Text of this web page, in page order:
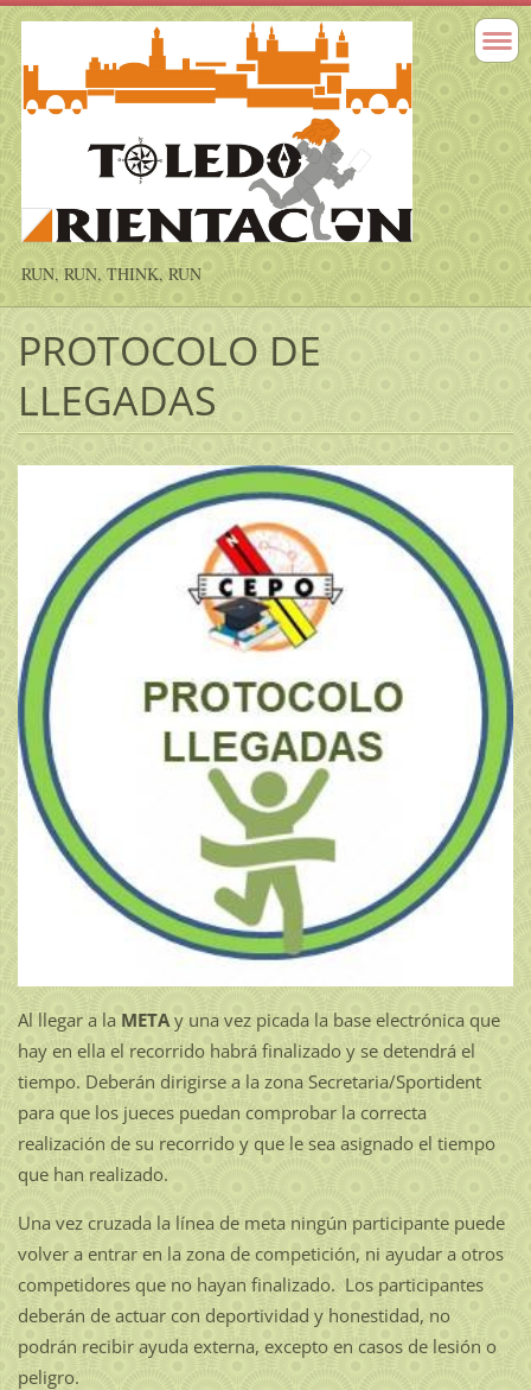
RUN, RUN, THINK, RUN
PROTOCOLO DE
LLEGADAS
Al llegar a la METAy una vez picada la base electrónica que
hay en ella el recorrido habrá finalizado y se detendrá el
tiempo. Deberán dirigirse a la zona Secretaria/Sportident
para que los jueces puedan comprobar la correcta
realización de su recorrido y que le sea asignado el tiempo
que han realizado.
Una vez cruzada la línea de meta ningún participante puede
volver a entrar en la zona de competición, ni ayudar a otros
competidores que no hayan finalizado. Los participantes
deberán de actuar con deportividad y honestidad, no
podrán recibir ayuda externa, excepto en casos de lesión o
peligro.